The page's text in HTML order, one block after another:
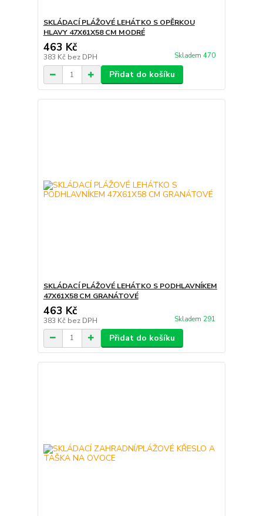
SKLÁDACÍ PLÁŽOVÉ LEHÁTKO S OPĚRKOU
HLAVY 47X61X58 CM MODRÉ
463 Kč
383 Kč bez DPH Skladem 470
Přidat do košíku
SKLÁDACÍ PLÁŽOVÉ LEHÁTKO S PODHLAVNÍKEM
47X61X58 CM GRANÁTOVÉ
463 Kč
383 Kč bez DPH Skladem 291
Přidat do košíku